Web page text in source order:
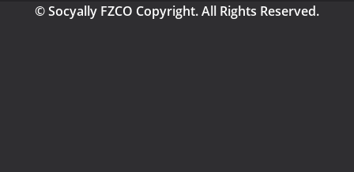
© Socyally FZCO Copyright. All Rights Reserved.